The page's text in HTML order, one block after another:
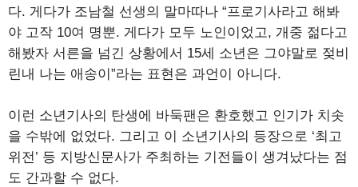
다. 게다가 조남철 선생의 말마따나 “프로기사라고 해봐
야 고작 10여 명뿐. 게다가 모두 노인이었고, 개중 젊다고
해봤자 서른을 넘긴 상황에서 15세 소년은 그야말로 젖비
린내 나는 애송이”라는 표현은 과언이 아니다.
이런 소년기사의 탄생에 바둑팬은 환호했고 인기가 치솟
을 수밖에 없었다. 그리고 이 소년기사의 등장으로 ‘최고
위전’ 등 지방신문사가 주최하는 기전들이 생겨났다는 점
도 간과할 수 없다.